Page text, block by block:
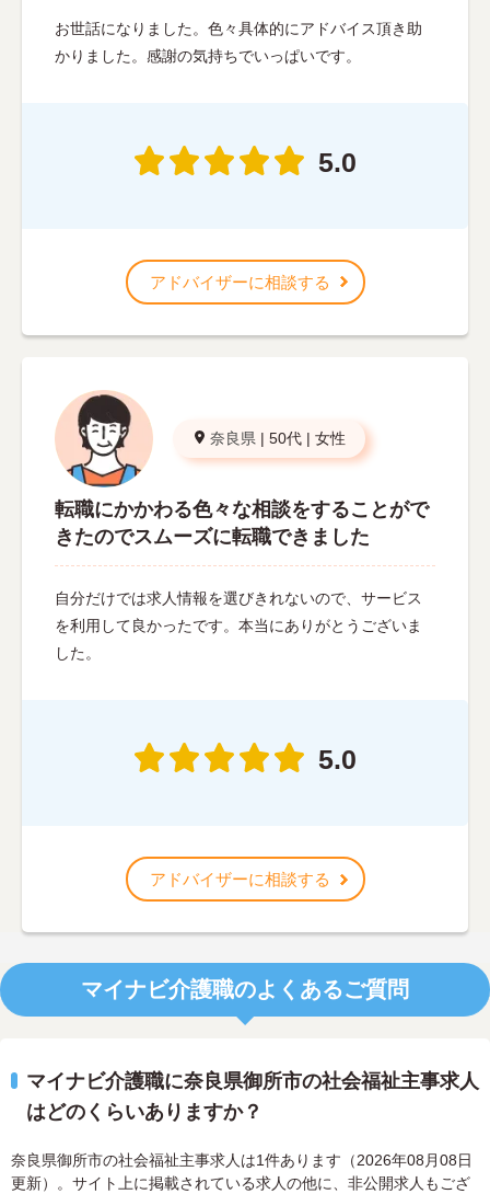
お世話になりました。色々具体的にアドバイス頂き助
かりました。感謝の気持ちでいっぱいです。
5.0
アドバイザーに相談する
奈良県 | 50代 | 女性
転職にかかわる色々な相談をすることがで
きたのでスムーズに転職できました
自分だけでは求人情報を選びきれないので、サービス
を利用して良かったです。本当にありがとうございま
した。
5.0
アドバイザーに相談する
マイナビ介護職のよくあるご質問
マイナビ介護職に奈良県御所市の社会福祉主事求人
はどのくらいありますか？
奈良県御所市の社会福祉主事求人は1件あります（2026年08月08日
更新）。サイト上に掲載されている求人の他に、非公開求人もござ